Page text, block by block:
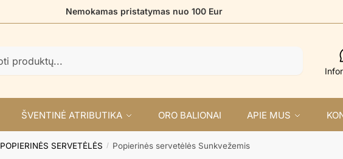
Nemokamas pristatymas nuo 100 Eur
ŠVENTINĖ ATRIBUTIKA ORO BALIONAI APIE MUS
POPIERINĖS SERVETĖLĖS / Popierinės servetėlės Sunkvežemis